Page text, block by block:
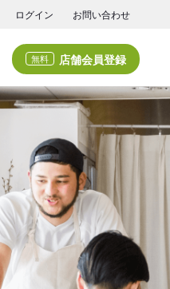
ログイン お問い合わせ
無料 店舗会員登録